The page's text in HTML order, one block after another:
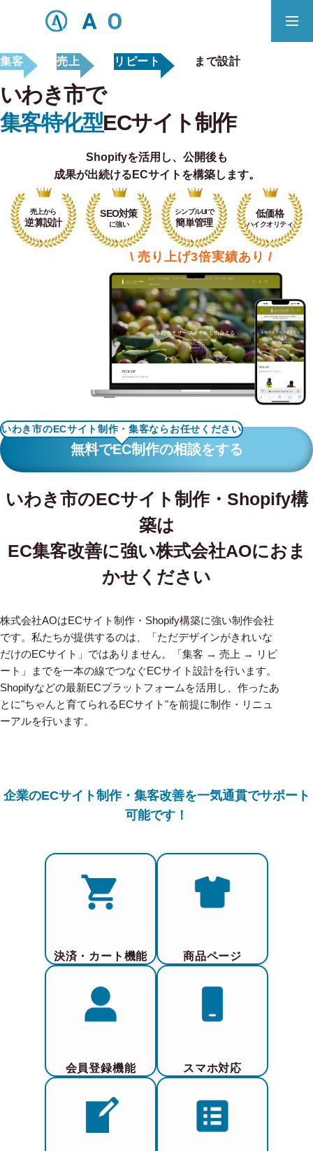
事業内容 無料相談
ECサイト制作対応エリア
あっ！と おどろく、みらいをつくる。
SERVICE
事業概要
RECRUIT
BLOG
集客 売上 リピート まで設計
いわき市で
集客特化型ECサイト制作
Shopifyを活用し、 公開後も
成果が出続けるECサイトを構築します。
売上から
逆算設計
SEO対策
に強い
シンプルUIで
簡単管理
低価格
ハイクオリティ
\ 売り上げ3倍実績あり /
いわき市のECサイト制作・集客ならお任せください
無料でEC制作の相談をする
いわき市のECサイト制作・Shopify構
築は
EC集客改善に強い株式会社AOにおま
かせください
株式会社AOはECサイト制作・Shopify構築に強い制作会社
です。私たちが提供するのは、「ただデザインがきれいな
だけのECサイト」ではありません。「集客 → 売上 → リピ
ート」までを一本の線でつなぐECサイト設計を行います。
Shopifyなどの最新ECプラットフォームを活用し、作ったあ
とに"ちゃんと育てられるECサイト"を前提に制作・リニュ
ーアルを行います。
企業のECサイト制作・集客改善を一気通貫でサポート
可能です！
決済・カート機能 商品ページ
会員登録機能 スマホ対応